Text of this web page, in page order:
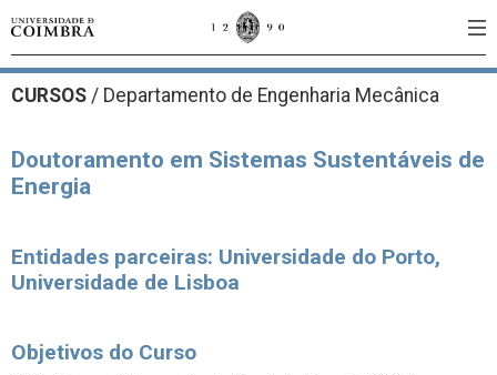
CURSOS / Departamento de Engenharia Mecânica
Doutoramento em Sistemas Sustentáveis de
Energia
Entidades parceiras: Universidade do Porto,
Universidade de Lisboa
Objetivos do Curso